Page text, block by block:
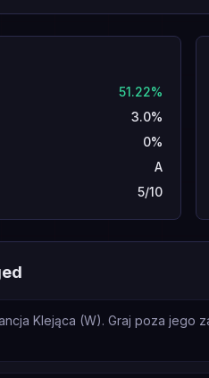
51.22%
3.0%
0%
A
5/10
Klejąca (W). Graj poza jego